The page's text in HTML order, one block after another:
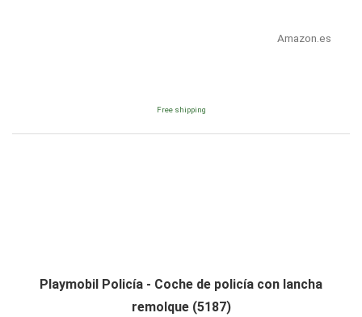
Amazon.es
Free shipping
Playmobil Policía - Coche de policía con lancha
remolque (5187)